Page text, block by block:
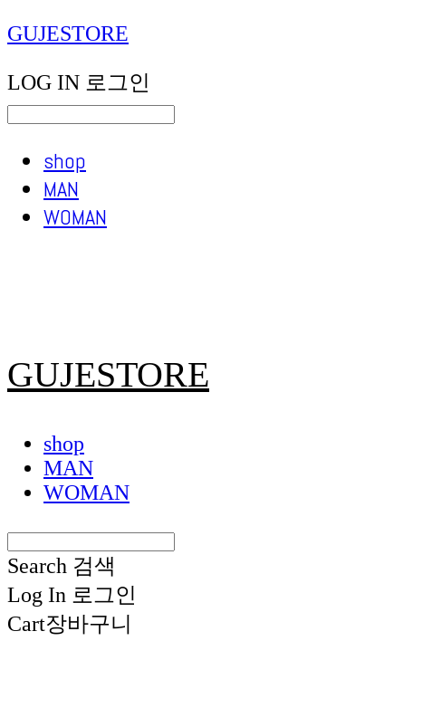
GUJESTORE
LOG IN 로그인
shop
MAN
WOMAN
GUJESTORE
shop
MAN
WOMAN
Search 검색
Log In 로그인
Cart장바구니